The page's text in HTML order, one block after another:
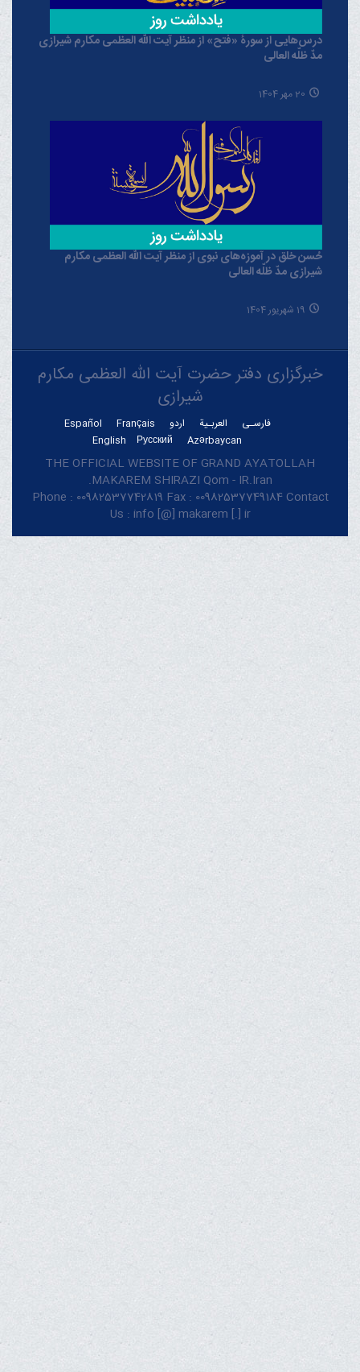
درس‌هایی از سورۀ «فتح» از منظر آیت الله العظمی مکارم شیرازی
مدّ ظلّه العالی
20 مهر 1404
حُسن خلق در آموزه‌های نبوی از منظر آیت الله العظمی مکارم
شیرازی مدّ ظلّه العالی
19 شهریور 1404
خبرگزاری دفتر حضرت آیت الله العظمی مکارم
شیرازی
فارسـی العربـیة اردو Français
Español
Azərbaycan
Русский
English
THE OFFICIAL WEBSITE OF GRAND AYATOLLAH
MAKAREM SHIRAZI Qom - IR.Iran.
Phone : 00982537742819 Fax : 00982537749184 Contact
Us : info [@] makarem [.] ir